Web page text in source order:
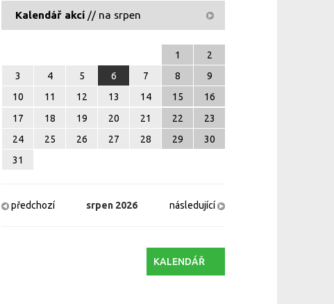
Kalendář akcí // na srpen
1
2
3
4 5 6 7 8
9
10
11 12 13 14 15
16
17
18 19 20 21 22
23
24
25 26 27 28 29
30
31
předchozí srpen 2026 následující
KALENDÁŘ